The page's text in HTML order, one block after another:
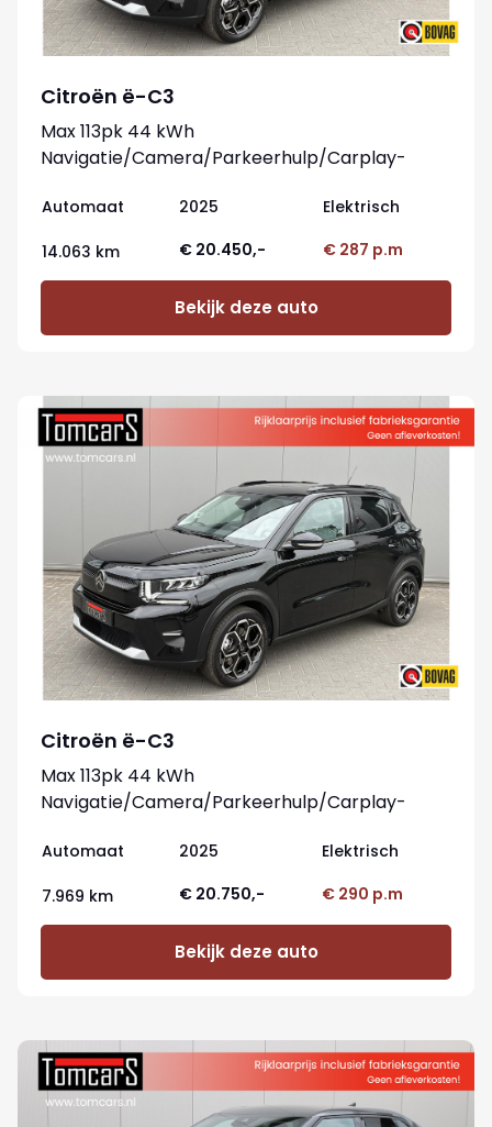
Citroën ë-C3
Max 113pk 44 kWh
Navigatie/Camera/Parkeerhulp/Carplay-
Automaat 2025 Elektrisch
14.063 km € 20.450,- € 287 p.m
Bekijk deze auto
Citroën ë-C3
Max 113pk 44 kWh
Navigatie/Camera/Parkeerhulp/Carplay-
Automaat 2025 Elektrisch
7.969 km € 20.750,- € 290 p.m
Bekijk deze auto